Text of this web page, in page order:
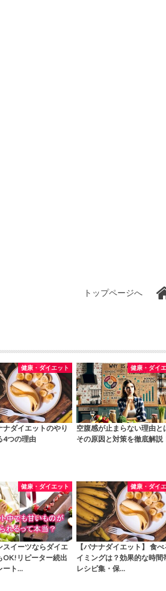
トップページへ
健康・ダイエット
ナダイエットのやり
4つの理由
健康・ダイ
空腹感が止まらない理由と
その原因と対策を徹底解説
健康・ダイエット
スイーツならダイエ
OK!リピーター続出
ート…
健康・ダイ
【バナナダイエット】 食べ
イミングは？効果的な時間
レシピ集・保…